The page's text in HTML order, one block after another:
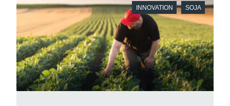
INNOVATION SOJA